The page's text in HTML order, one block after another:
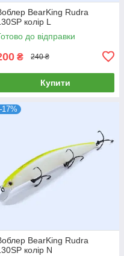
BearKing Rudra
колір L
до відправки
₴ 240 ₴
Купити
BearKing Rudra
колір N